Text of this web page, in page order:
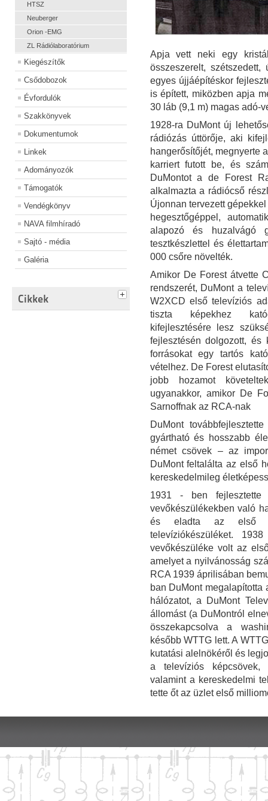
HTSZ
Neuberger
Orion -EMG
ZL Rádiólaboratórium
Kiegészítők
Csődobozok
Évfordulók
Szakkönyvek
Dokumentumok
Linkek
Adományozók
Támogatók
Vendégkönyv
NAVA filmhíradó
Sajtó - média
Galéria
Cikkek
Apja vett neki egy
összeszerelt,
egyes újjáépítéskor
is épített, miközben apja
30 láb (9,1 m) magas adó-
1928-ra DuMont új
rádiózás úttörője, aki
hangerősítőjét, megnyerte
karriert futott be, és
DuMontot a de Forest
alkalmazta a rádiócső
Újonnan tervezett
hegesztőgéppel,
alapozó és huzalvágó
tesztkészlettel és
000 csőre növelték.
Amikor De Forest átvette
rendszerét, DuMont a
W2XCD első televíziós
tiszta képekhez
kifejlesztésére lesz
fejlesztésén dolgozott,
forrásokat egy tartós
vételhez. De Forest
jobb hozamot
ugyanakkor, amikor De
Sarnoffnak az RCA-nak
DuMont
gyártható és hosszabb
német csövek – az
DuMont feltalálta az első
kereskedelmileg
1931 - ben fejlesztette
vevőkészülékekben való
és eladta az első
televíziókészüléket.
vevőkészüléke volt az
amelyet a nyilvánosság
RCA 1939 áprilisában
ban DuMont
hálózatot, a DuMont
állomást (a DuMontról
összekapcsolva a
később WTTG lett. A
kutatási alelnökéről és
a televíziós képcsövek,
valamint a kereskedelmi
tette őt az üzlet első